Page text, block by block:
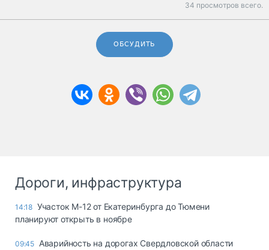
34 просмотров всего.
ОБСУДИТЬ
Дороги, инфраструктура
14:18 Участок М-12 от Екатеринбурга до Тюмени
планируют открыть в ноябре
09:45 Аварийность на дорогах Свердловской области